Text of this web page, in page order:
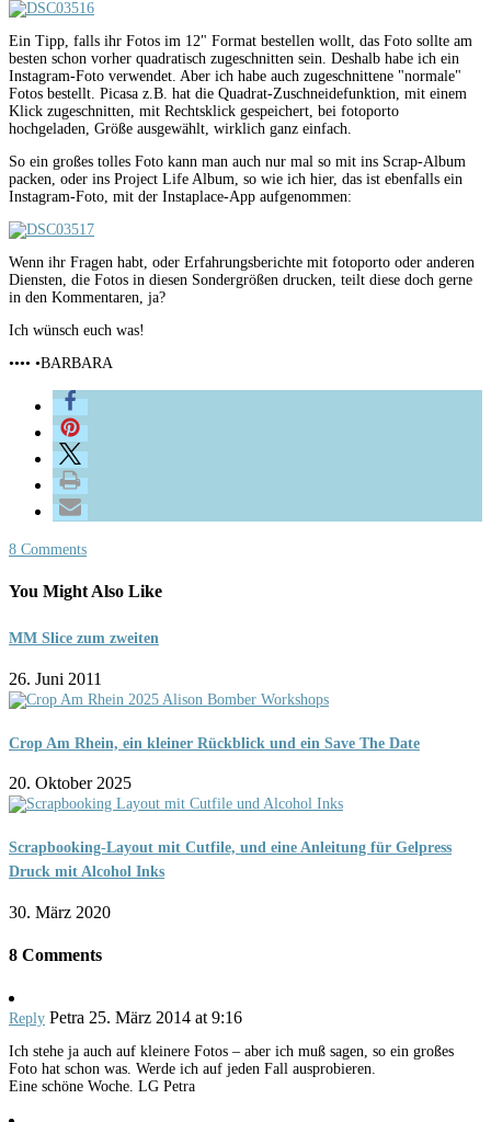
Ein Tipp, falls ihr Fotos im 12" Format bestellen wollt, das Foto sollte am
besten schon vorher quadratisch zugeschnitten sein. Deshalb habe ich ein
Instagram-Foto verwendet. Aber ich habe auch zugeschnittene "normale"
Fotos bestellt. Picasa z.B. hat die Quadrat-Zuschneidefunktion, mit einem
Klick zugeschnitten, mit Rechtsklick gespeichert, bei fotoporto
hochgeladen, Größe ausgewählt, wirklich ganz einfach.
So ein großes tolles Foto kann man auch nur mal so mit ins Scrap-Album
packen, oder ins Project Life Album, so wie ich hier, das ist ebenfalls ein
Instagram-Foto, mit der Instaplace-App aufgenommen:
Wenn ihr Fragen habt, oder Erfahrungsberichte mit fotoporto oder anderen
Diensten, die Fotos in diesen Sondergrößen drucken, teilt diese doch gerne
in den Kommentaren, ja?
Ich wünsch euch was!
•••• •BARBARA
8 Comments
You Might Also Like
MM Slice zum zweiten
26. Juni 2011
Crop Am Rhein, ein kleiner Rückblick und ein Save The Date
20. Oktober 2025
Scrapbooking-Layout mit Cutfile, und eine Anleitung für Gelpress
Druck mit Alcohol Inks
30. März 2020
8 Comments
Reply Petra 25. März 2014 at 9:16
Ich stehe ja auch auf kleinere Fotos – aber ich muß sagen, so ein großes
Foto hat schon was. Werde ich auf jeden Fall ausprobieren.
Eine schöne Woche. LG Petra